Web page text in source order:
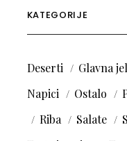
KATEGORIJE
Deserti Glavna
Napici
Ostalo
Riba
Salate